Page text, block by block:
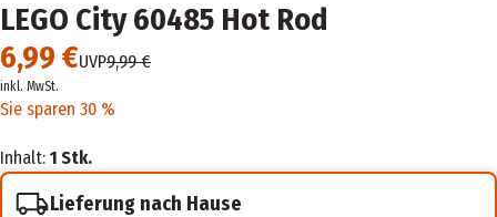
LEGO City 60485 Hot Rod
6,99 €UVP9,99 €
inkl. MwSt.
Sie sparen 30 %
Inhalt: 1 Stk.
Lieferung nach Hause